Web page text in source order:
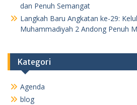
dan Penuh Semangat
Langkah Baru Angkatan ke-29:
Muhammadiyah 2 Andong Penuh
Kategori
Agenda
blog